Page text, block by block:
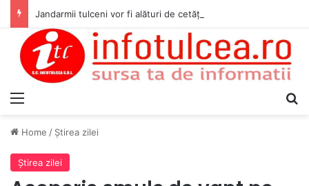
Home / Ştirea zilei
Ştirea zilei